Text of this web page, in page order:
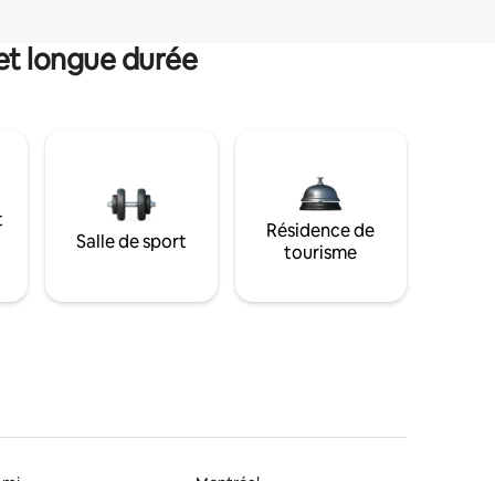
longue durée
Salle de sport
Résidence de
tourisme